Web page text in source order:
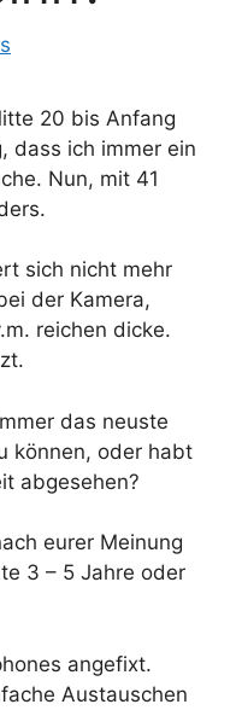
20 bis Anfang
dass ich immer ein
Nun, mit 41
sich nicht mehr
der Kamera,
reichen dicke.
das neuste
können, oder habt
abgesehen?
eurer Meinung
3 – 5 Jahre oder
angefixt.
Austauschen